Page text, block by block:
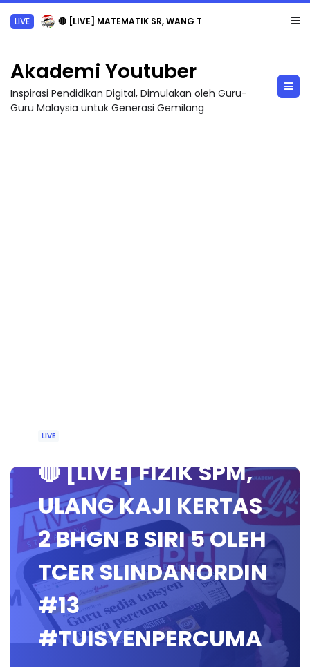
LIVE 🔴 [LIVE] MATEMATIK SR, WANG TAHUN 6 OLEH CIKGU ANITA #ALLINONE #141 #...
Akademi Youtuber
Inspirasi Pendidikan Digital, Dimulakan oleh Guru-
Guru Malaysia untuk Generasi Gemilang
LIVE
🔴 [LIVE] FIZIK SPM,
ULANG KAJI KERTAS
2 BHGN B SIRI 5 OLEH
TCER SLINDANORDIN
#13
#TUISYENPERCUMA